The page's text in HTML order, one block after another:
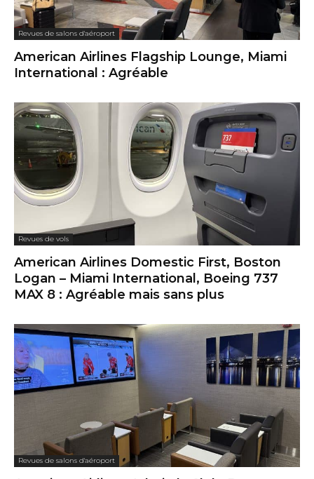
Revues de salons d'aéroport
American Airlines Flagship Lounge, Miami
International : Agréable
Revues de vols
American Airlines Domestic First, Boston
Logan – Miami International, Boeing 737
MAX 8 : Agréable mais sans plus
Revues de salons d'aéroport